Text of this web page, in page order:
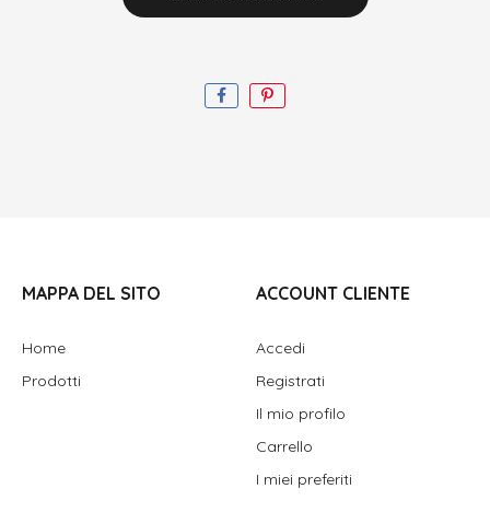
MAPPA DEL SITO
Home
Prodotti
ACCOUNT CLIENTE
Accedi
Registrati
Il mio profilo
Carrello
I miei preferiti